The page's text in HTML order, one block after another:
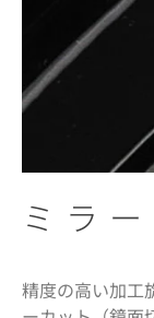
ミラ
精度の高い加工